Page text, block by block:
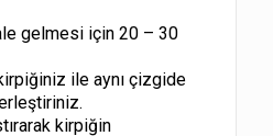
gelmesi için 20 – 30
ile aynı çizgide
kirpiğin